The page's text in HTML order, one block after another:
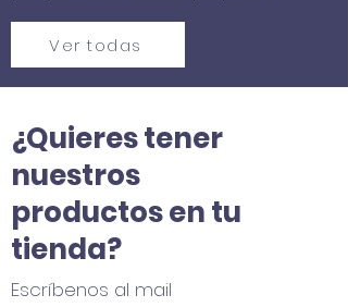
Ver todas
¿Quieres tener
nuestros
productos en tu
tienda?
Escríbenos al mail